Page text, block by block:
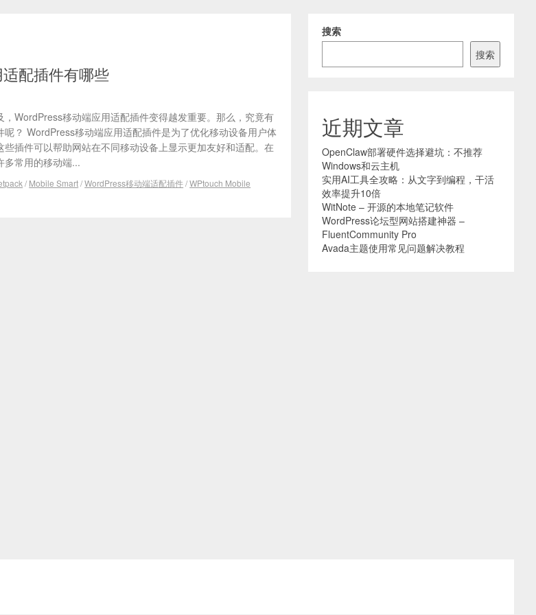
配插件有哪些
，WordPress移动端应用适配插件变得越发重要。那么，究竟有
呢？ WordPress移动端应用适配插件是为了优化移动设备用户体
些插件可以帮助网站在不同移动设备上显示更加友好和适配。在
多常用的移动端...
/ Mobile Smart/WordPress移动端适配插件/WPtouch Mobile
搜索
搜索
近期文章
OpenClaw部署硬件选择避坑：不推荐
Windows和云主机
实用AI工具全攻略：从文字到编程，干活
效率提升10倍
WitNote – 开源的本地笔记软件
WordPress论坛型网站搭建神器 –
FluentCommunity Pro
Avada主题使用常见问题解决教程